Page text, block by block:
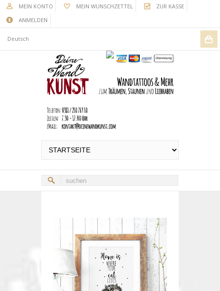
MEIN KONTO MEIN WUNSCHZETTEL
ZUR KASSE
ANMELDEN
Deutsch